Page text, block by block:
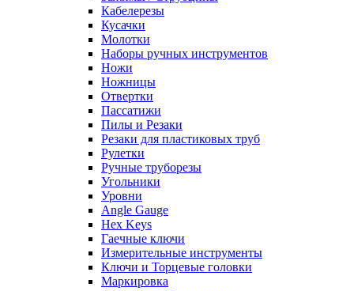
Кабелерезы
Кусачки
Молотки
Наборы ручных инструментов
Ножи
Ножницы
Отвертки
Пассатижи
Пилы и Резаки
Резаки для пластиковых труб
Рулетки
Ручные труборезы
Угольники
Уровни
Angle Gauge
Hex Keys
Гаечные ключи
Измерительные инструменты
Ключи и Торцевые головки
Маркировка